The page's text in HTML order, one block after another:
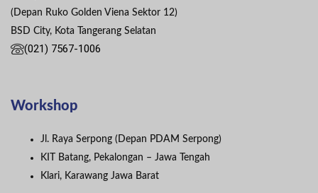
(Depan Ruko Golden Viena Sektor 12)
BSD City, Kota Tangerang Selatan
(021) 7567-1006
Workshop
Jl. Raya Serpong (Depan PDAM Serpong)
KIT Batang, Pekalongan – Jawa Tengah
Klari, Karawang Jawa Barat